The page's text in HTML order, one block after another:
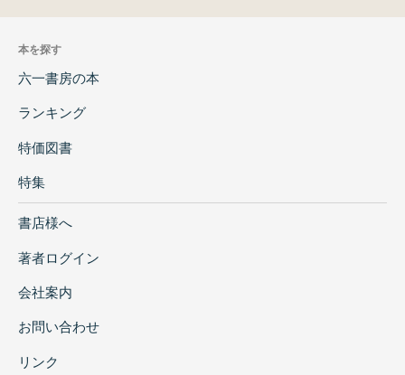
本を探す
六一書房の本
ランキング
特価図書
特集
書店様へ
著者ログイン
会社案内
お問い合わせ
リンク